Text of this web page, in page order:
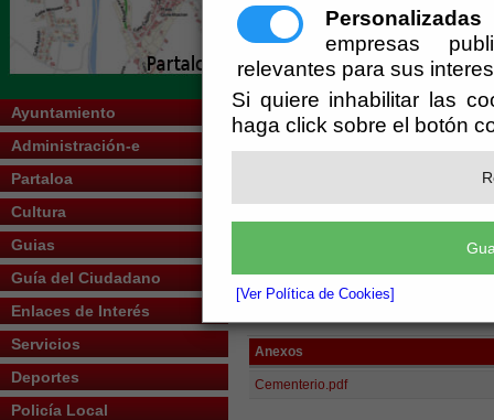
Personalizadas
empresas
relevantes para sus
Si quiere inhabilitar las
haga click sobre el botón
[Ver Política de Cookies]
Ayuntamiento
Administración-e
Partaloa
Cultura
Guias
Guía del Ciudadano
Enlaces de Interés
Servicios
Deportes
Policía Local
Esta importante actuación se
de Almería.
Con esta inversión, seguimos
cementerio disponga de la
Anexos
Cementerio.pdf